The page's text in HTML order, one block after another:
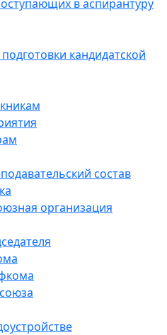
в аспирантуру
кандидатской
состав
организация